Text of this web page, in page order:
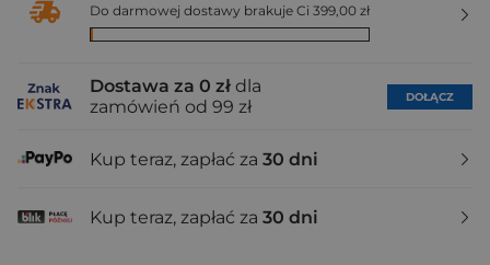
Do darmowej dostawy brakuje Ci 399,00 zł
Dostawa za 0 zł dla
zamówień od 99 zł
DOŁĄCZ
Kup teraz, zapłać za 30 dni
Kup teraz, zapłać za 30 dni